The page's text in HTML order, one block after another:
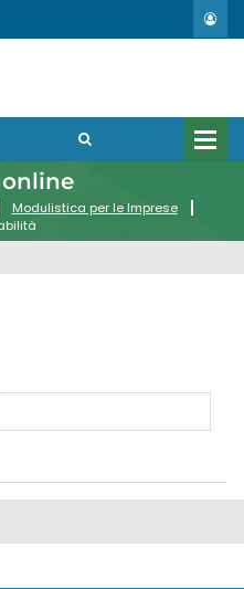
Modulistica per le Imprese